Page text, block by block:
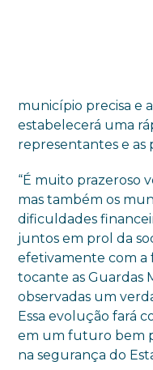
município precisa e
estabelecerá uma
representantes e as
“É muito prazeroso
mas também os
dificuldades
juntos em prol da
efetivamente com a
tocante as Guardas
observadas um
Essa evolução fará
em um futuro bem
na segurança do